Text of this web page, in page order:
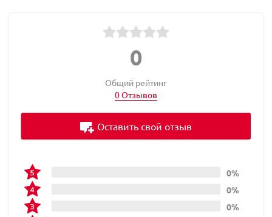
0
Общий рейтинг
0 Отзывов
0%
0%
0%
Оставить свой отзыв